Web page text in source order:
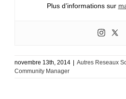
Plus d’informations sur
novembre 13th, 2014 Autres Reseaux
Community Manager